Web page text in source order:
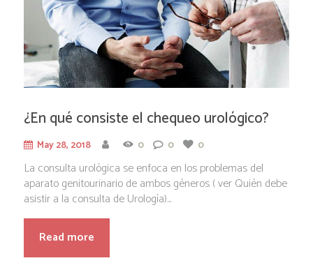
¿En qué consiste el chequeo urológico?
May 28, 2018 0 0 0
La consulta urológica se enfoca en los problemas del
aparato genitourinario de ambos géneros ( ver Quién debe
asistir a la consulta de Urología)...
Read more